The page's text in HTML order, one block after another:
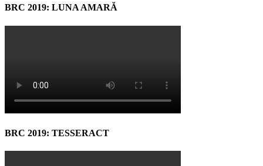
BRC 2019: LUNA AMARĂ
BRC 2019: TESSERACT